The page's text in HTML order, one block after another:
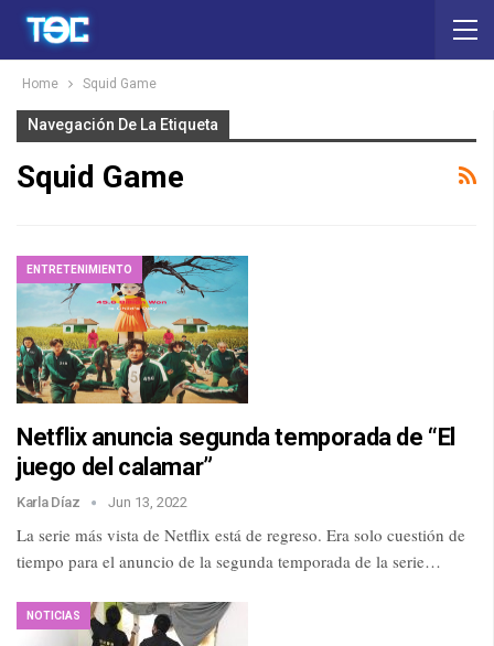
Home Squid Game
Navegación De La Etiqueta
Squid Game
ENTRETENIMIENTO
Netflix anuncia segunda temporada de “El
juego del calamar”
Karla Díaz Jun 13, 2022
La serie más vista de Netflix está de regreso. Era solo cuestión de
tiempo para el anuncio de la segunda temporada de la serie…
NOTICIAS